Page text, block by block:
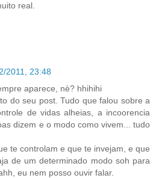
real.
2011, 23:48
aparece, nè? hhihihi
do seu post. Tudo que falou sobre a
de vidas alheias, a incoorencia
dizem e o modo como vivem... tudo
te controlam e que te invejam, e que
de um determinado modo soh para
eu nem posso ouvir falar.